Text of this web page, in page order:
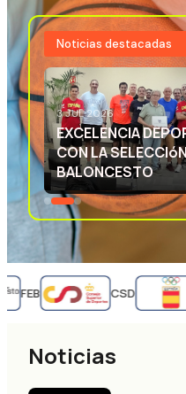
Noticias destacadas
3 JUL 2026
EXCELENCIA
CON LA
BALONCESTO
FEB CSD
Noticias